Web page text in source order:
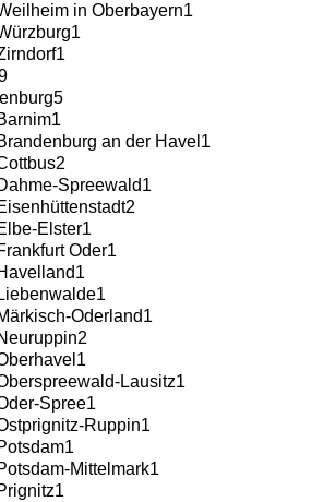
in Oberbayern1
1
1
5
1
an der Havel 1
2
Spreewald1
2
Elster1
Oder1
1
Liebenwalde1
Oderland1
2
1
Lausitz1
Spree1
Ruppin1
1
Mittelmark1
1